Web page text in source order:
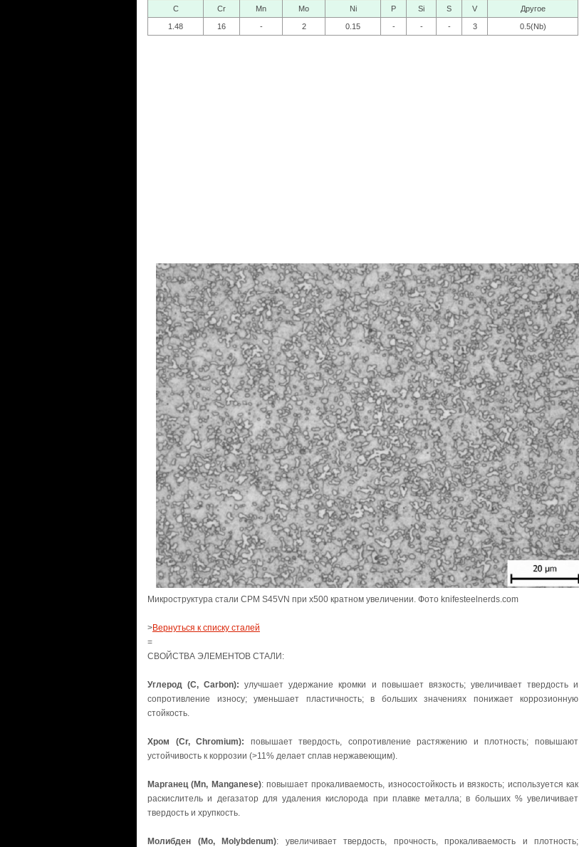
C Cr Mn Mo Ni P Si S V Другое
1.48 16 - 2 0.15 - - - 3 0.5(Nb)
Микроструктура стали CPM S45VN при х500 кратном увеличении. Фото knifesteelnerds.com
>Вернуться к списку сталей
=
СВОЙСТВА ЭЛЕМЕНТОВ СТАЛИ:
Углерод (C, Carbon): улучшает удержание кромки и повышает вязкость; увеличивает твердость и
сопротивление износу; уменьшает пластичность; в больших значениях понижает коррозионную
стойкость.
Хром (Cr, Chromium): повышает твердость, сопротивление растяжению и плотность; повышают
устойчивость к коррозии (>11% делает сплав нержавеющим).
Марганец (Mn, Manganese): повышает прокаливаемость, износостойкость и вязкость; используется как
раскислитель и дегазатор для удаления кислорода при плавке металла; в больших % увеличивает
твердость и хрупкость.
Молибден (Mo, Molybdenum): увеличивает твердость, прочность, прокаливаемость и плотность;